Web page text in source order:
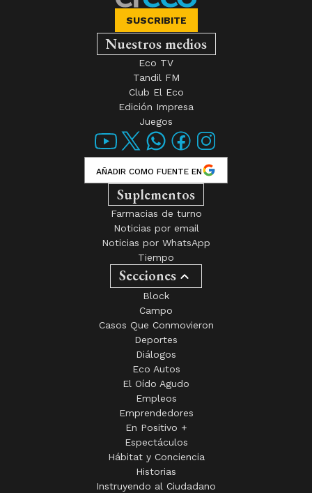
SUSCRIBITE
Nuestros medios
Eco TV
Tandil FM
Club El Eco
Edición Impresa
Juegos
AÑADIR COMO FUENTE EN
Suplementos
Farmacias de turno
Noticias por email
Noticias por WhatsApp
Tiempo
Secciones
Block
Campo
Casos Que Conmovieron
Deportes
Diálogos
Eco Autos
El Oído Agudo
Empleos
Emprendedores
En Positivo +
Espectáculos
Hábitat y Conciencia
Historias
Instruyendo al Ciudadano